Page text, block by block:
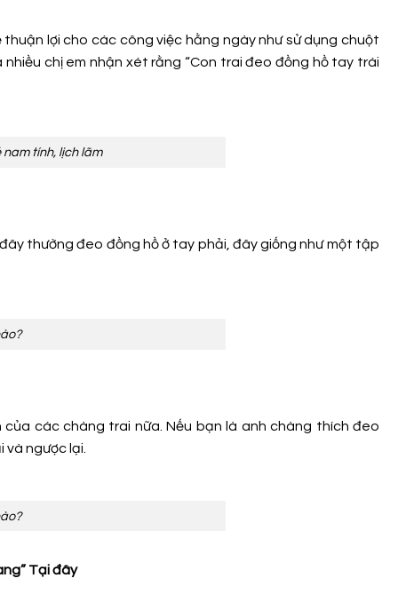
lợi cho các công việc hằng ngày như sử dụng chuột
chị em nhận xét rằng “Con trai đeo đồng hồ tay trái
tính, lịch lãm
thường đeo đồng hồ ở tay phải, đây giống như một tập
các chàng trai nữa. Nếu bạn là anh chàng thích đeo
ngược lại.
Tại đây